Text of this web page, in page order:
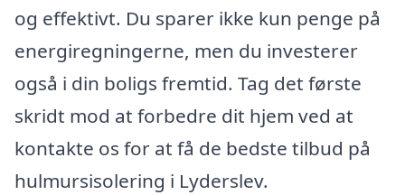
og effektivt. Du sparer ikke kun penge på
energiregningerne, men du investerer
også i din boligs fremtid. Tag det første
skridt mod at forbedre dit hjem ved at
kontakte os for at få de bedste tilbud på
hulmursisolering i Lyderslev.